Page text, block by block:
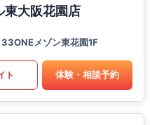
東大阪花園店
メゾン東花園1F
ト 体験・相談予約